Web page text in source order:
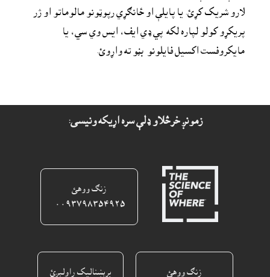
مايکروفست اکسيل فايلونو  بڼو ته واړوئ.
زمونږ خرڅلاو ډلې سره اړيکه ونيسى:
زنګ ووهئ
٠٠٩٣٧٩٨٣٥٤٩٢٥ ‎
زنګ ووهئ
برېښناليک راولېږئ